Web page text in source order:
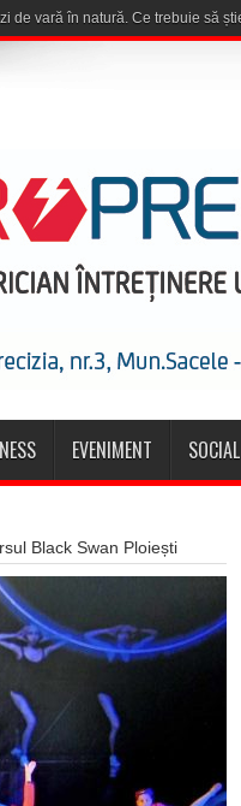
EVENIMENT SOCIAL
Black Swan Ploiești